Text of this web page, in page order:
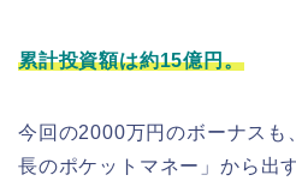
累計投資額は約15億円。
今回の2000万円のボーナスも
長のポケットマネー」から出